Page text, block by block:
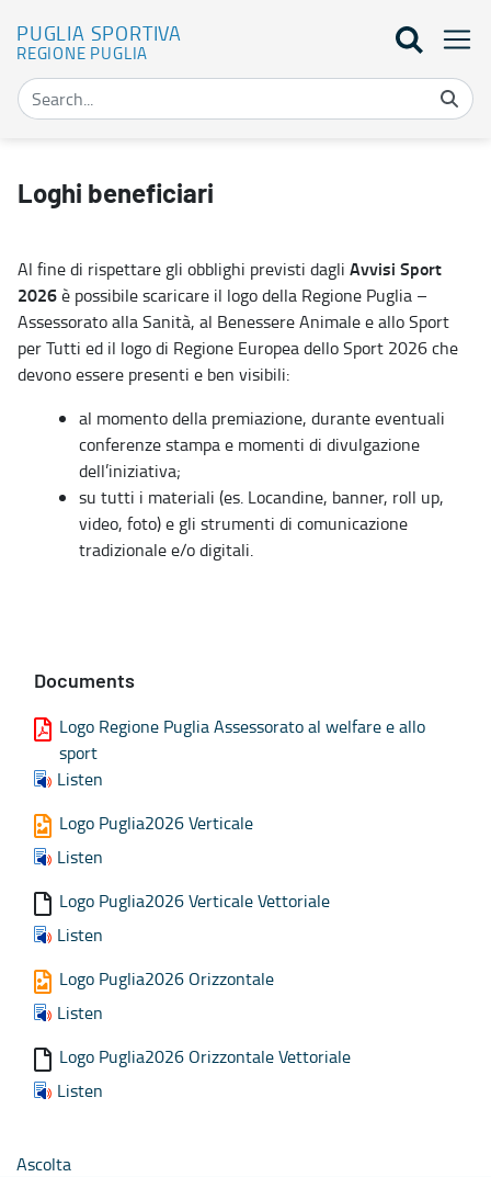
PUGLIA SPORTIVA
REGIONE PUGLIA
Loghi beneficiari
Al fine di rispettare gli obblighi previsti dagli Avvisi Sport
2026è possibile scaricare il logo della Regione Puglia –
Assessorato alla Sanità, al Benessere Animale e allo Sport
per Tutti ed il logo di Regione Europea dello Sport 2026 che
devono essere presenti e ben visibili:
al momento della premiazione, durante eventuali
conferenze stampa e momenti di divulgazione
dell’iniziativa;
su tutti i materiali (es. Locandine, banner, roll up,
video, foto) e gli strumenti di comunicazione
tradizionale e/o digitali.
Documents
Logo Regione Puglia Assessorato al welfare e allo
sport
Listen
Logo Puglia2026 Verticale
Listen
Logo Puglia2026 Verticale Vettoriale
Listen
Logo Puglia2026 Orizzontale
Listen
Logo Puglia2026 Orizzontale Vettoriale
Listen
Ascolta